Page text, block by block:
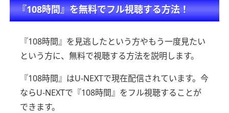
『108時間』を無料でフル視聴する方法！
『108時間』を見逃したという方やもう一度見たい
という方に、 無料で視聴する方法を説明します。
『108時間』はU-NEXTで現在配信されています。 今
ならU-NEXTで『108時間』をフル視聴することが
できます。